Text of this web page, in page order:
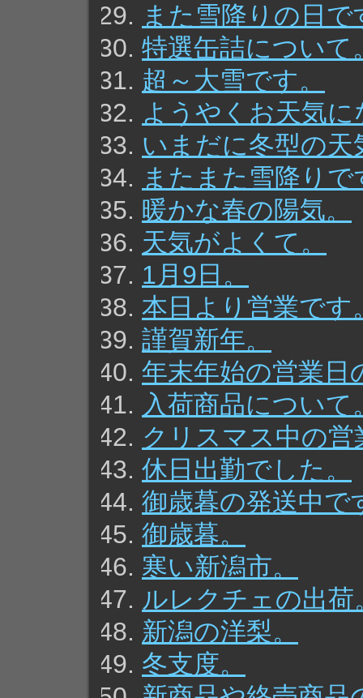
また雪降りの日で
特選缶詰について
超～大雪です。
ようやくお天気
いまだに冬型の天
またまた雪降りで
暖かな春の陽気。
天気がよくて。
1月9日。
本日より営業です
謹賀新年。
年末年始の営業日
入荷商品について
クリスマス中の
休日出勤でした。
御歳暮の発送中で
御歳暮。
寒い新潟市。
ルレクチェの出荷
新潟の洋梨。
冬支度。